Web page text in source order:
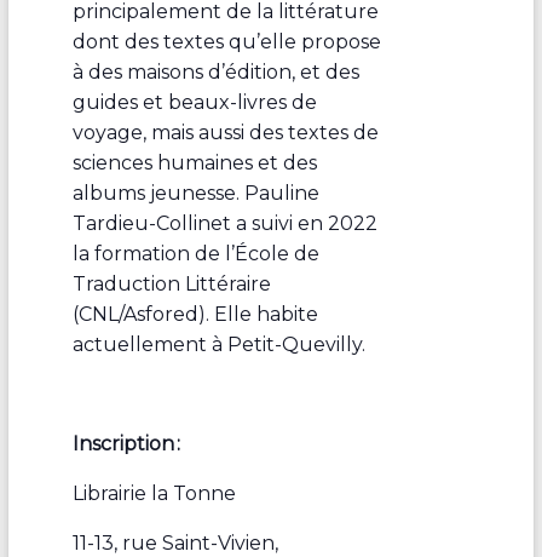
principalement de la littérature
dont des textes qu’elle propose
à des maisons d’édition, et des
guides et beaux-livres de
voyage, mais aussi des textes de
sciences humaines et des
albums jeunesse. Pauline
Tardieu-Collinet a suivi en 2022
la formation de l’École de
Traduction Littéraire
(CNL/Asfored). Elle habite
actuellement à Petit-Quevilly.
Inscription :
Librairie la Tonne
11-13, rue Saint-Vivien,